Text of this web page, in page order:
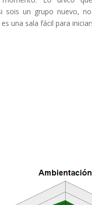
sois un grupo nuevo,
una sala fácil para